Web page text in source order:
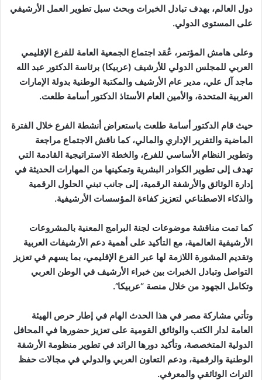
دول العالم، بهدف تبادل الخبرات وبحث سبل تطوير العمل الأرشيفي
على المستوى الدولي.
وعلى هامش المؤتمر، عُقد اجتماع الجمعية العامة للفرع الإقليمي
العربي للمجلس الدولي للأرشيف (عربيكا) برئاسة الدكتور عبد الله
ماجد آل علي، مدير عام الأرشيف والمكتبة الوطنية بدولة الإمارات
العربية المتحدة، والأمين العام الأستاذ الدكتور أسامة طلعت.
حيث قام الدكتور أسامة طلعت باستعراض أنشطة الفرع خلال الفترة
الماضية والتقرير الإداري والمالي، كما ناقش الاجتماع مراجعة
وتطوير النظام الأساسي للفرع، والخطة الاستراتيجية القادمة التي
تهدف إلى تطوير الكوادر البشرية وتمكينها من المهارات الحديثة في
إدارة الوثائق والأرشفة الرقمية، إلى جانب تبني الحلول الرقمية
والذكاء الاصطناعي لتعزيز كفاءة المؤسسات الأرشيفية.
كما تمت مناقشة موضوعات لجنة البرامج المعنية بالمشروعات
الأرشيفية العالمية، مع التأكيد على أهمية دعم الأرشيفات العربية
وتقديم المشورة اللازمة لها عبر الفرع الإقليمي، بما يسهم في تعزيز
التواصل وتبادل الخبرات بين خبراء الأرشيف في الوطن العربي
وتكامل الجهود من خلال منصة “عربيكا”.
وتأتي مشاركة مصر في هذا الحدث الهام في إطار حرص الهيئة
العامة لدار الكتب والوثائق القومية على تعزيز حضورها في المحافل
الدولية المتخصصة، وتأكيد دورها الرائد في تطوير منظومة الأرشفة
الوطنية والرقمية، ودعم التعاون العربي والدولي في مجالات حفظ
التراث الوثائقي والمعرفي.